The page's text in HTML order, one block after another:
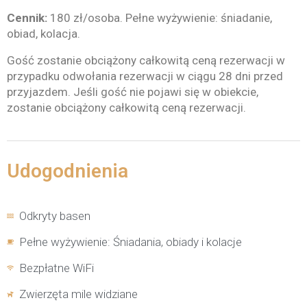
Cennik: 180 zł/osoba. Pełne wyżywienie: śniadanie,
obiad, kolacja.
Gość zostanie obciążony całkowitą ceną rezerwacji w
przypadku odwołania rezerwacji w ciągu 28 dni przed
przyjazdem. Jeśli gość nie pojawi się w obiekcie,
zostanie obciążony całkowitą ceną rezerwacji.
Udogodnienia
Odkryty basen
Pełne wyżywienie: Śniadania, obiady i kolacje
Bezpłatne WiFi
Zwierzęta mile widziane